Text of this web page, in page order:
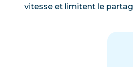
vitesse et limitent le